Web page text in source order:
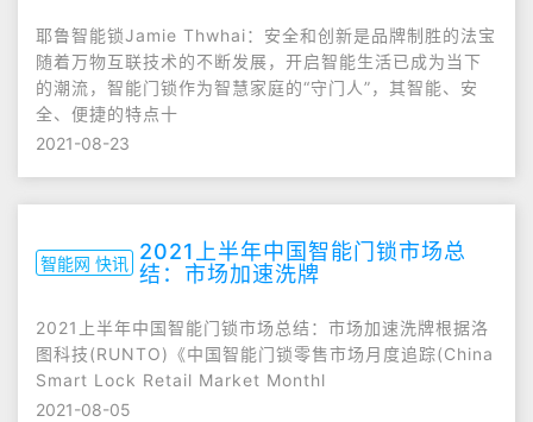
耶鲁智能锁Jamie Thwhai：安全和创新是品牌制胜的法宝
随着万物互联技术的不断发展，开启智能生活已成为当下
的潮流，智能门锁作为智慧家庭的“守门人”，其智能、安
全、便捷的特点十
2021-08-23
智能网 快讯 2021上半年中国智能门锁市场总
结：市场加速洗牌
2021上半年中国智能门锁市场总结：市场加速洗牌根据洛
图科技(RUNTO)《中国智能门锁零售市场月度追踪(China
Smart Lock Retail Market Monthl
2021-08-05